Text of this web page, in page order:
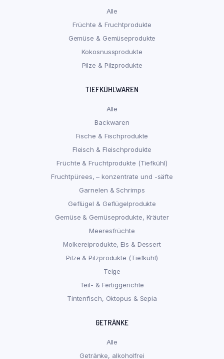
Alle
Früchte & Fruchtprodukte
Gemüse & Gemüseprodukte
Kokosnussprodukte
Pilze & Pilzprodukte
TIEFKÜHLWAREN
Alle
Backwaren
Fische & Fischprodukte
Fleisch & Fleischprodukte
Früchte & Fruchtprodukte (Tiefkühl)
Fruchtpürees, – konzentrate und -säfte
Garnelen & Schrimps
Geflügel & Geflügelprodukte
Gemüse & Gemüseprodukte, Kräuter
Meeresfrüchte
Molkereiprodukte, Eis & Dessert
Pilze & Pilzprodukte (Tiefkühl)
Teige
Teil- & Fertiggerichte
Tintenfisch, Oktopus & Sepia
GETRÄNKE
Alle
Getränke, alkoholfrei